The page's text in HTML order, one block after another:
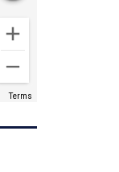
Terms